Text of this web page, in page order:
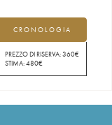
CRONOLOGIA
PREZZO DI RISERVA:360€
STIMA:480€